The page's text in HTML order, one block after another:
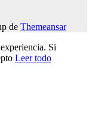
de Themeansar
Si
Leer todo